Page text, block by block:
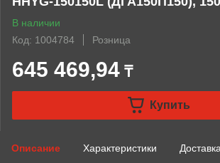
В наличии
Код: 1004784
Розница
645 469,94 ₸
Купить
Описание Характеристики Доставка